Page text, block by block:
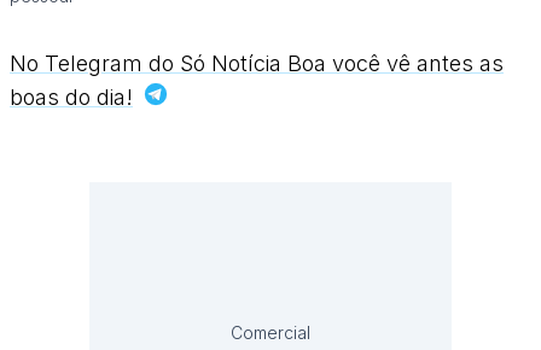
No Telegram do Só Notícia Boa você vê antes as
boas do dia!
Comercial